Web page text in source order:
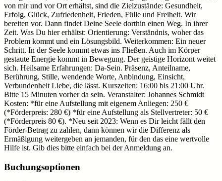
von mir und vor Ort erhältst, sind die Zielzustände: Gesundheit,
Erfolg, Glück, Zufriedenheit, Frieden, Fülle und Freiheit. Wir
bereiten vor. Dann findet Deine Seele dorthin einen Weg. In ihrer
Zeit. Was Du hier erhältst: Orientierung: Verständnis, woher das
Problem kommt und ein Lösungsbild. Weiterkommen: Ein neuer
Schritt. In der Seele kommt etwas ins Fließen. Auch im Körper
gestaute Energie kommt in Bewegung. Der geistige Horizont weitet
sich. Heilsame Erfahrungen: Da-Sein. Präsenz, Anteilname,
Berührung, Stille, wendende Worte, Anbindung, Einsicht,
Verbundenheit Liebe, die lässt. Kurszeiten: 16:00 bis 21:00 Uhr.
Bitte 15 Minuten vorher da sein. Veranstalter: Johannes Schmidt
Kosten: *für eine Aufstellung mit eigenem Anliegen: 250 €
(*Förderpreis: 280 €) *für eine Aufstellung als Stellvertreter: 50 €
(*Förderpreis 80 €). *Neu seit 2023: Wenn es Dir leicht fällt den
Förder-Betrag zu zahlen, dann können wir die Differenz als
Ermäßigung weitergeben an jemanden, für den das eine wertvolle
Hilfe ist. Gib dies bitte einfach bei der Anmeldung an.
Buchungsoptionen